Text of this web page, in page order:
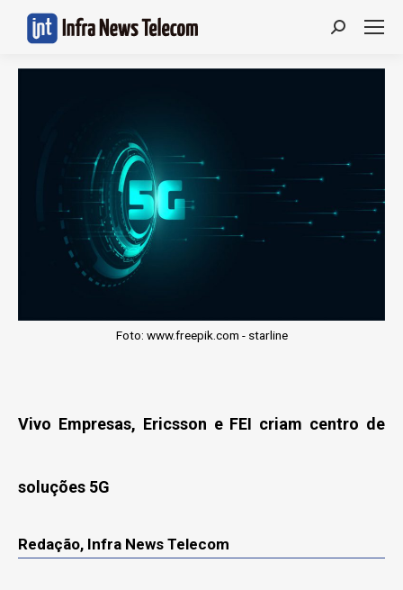
Search:
Foto: www.freepik.com - starline
Vivo Empresas, Ericsson e FEI criam centro de
soluções 5G
Redação, Infra News Telecom